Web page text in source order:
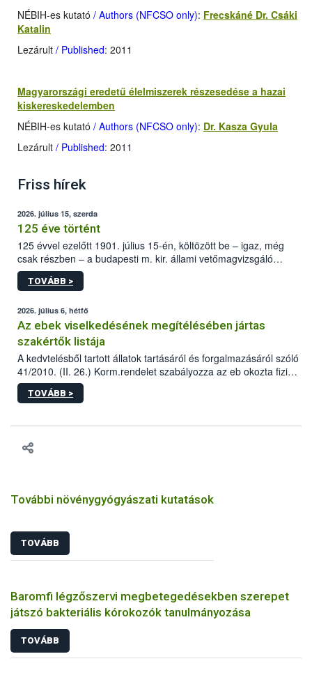
NÉBIH-es kutató / Authors (NFCSO only): Frecskáné Dr. Csáki
Katalin
Lezárult / Published: 2011
Magyarországi eredetű élelmiszerek részesedése a hazai
kiskereskedelemben
NÉBIH-es kutató / Authors (NFCSO only): Dr. Kasza Gyula
Lezárult / Published: 2011
Friss hírek
2026. július 15, szerda
125 éve történt
125 évvel ezelőtt 1901. július 15-én, költözött be – igaz, még
csak részben – a budapesti m. kir. állami vetőmagvizsgáló
állomás a Kis Rókus utca 15. szám alatti, Czigler Győző által
tervezett új épületébe.
TOVÁBB >
2026. július 6, hétfő
Az ebek viselkedésének megítélésében jártas
szakértők listája
A kedvtelésből tartott állatok tartásáról és forgalmazásáról szóló
41/2010. (II. 26.) Korm.rendelet szabályozza az eb okozta fizikai
sérülés, illetve ennek veszélye keletkezésekor felmerülő
hatósági feladatokat, valamint a veszélyes eb tartását és annak
vonni az ebek viselkedésének megítélésében jártas szakértőt.
TOVÁBB >
További növénygyógyászati kutatások
TOVÁBB
Baromfi légzőszervi megbetegedésekben szerepet
játszó bakteriális kórokozók tanulmányozása
TOVÁBB